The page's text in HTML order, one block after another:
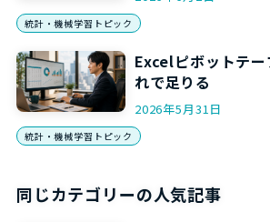
統計・機械学習トピック
Excelピボットテ
れで足りる
2026年5月31日
統計・機械学習トピック
同じカテゴリーの人気記事